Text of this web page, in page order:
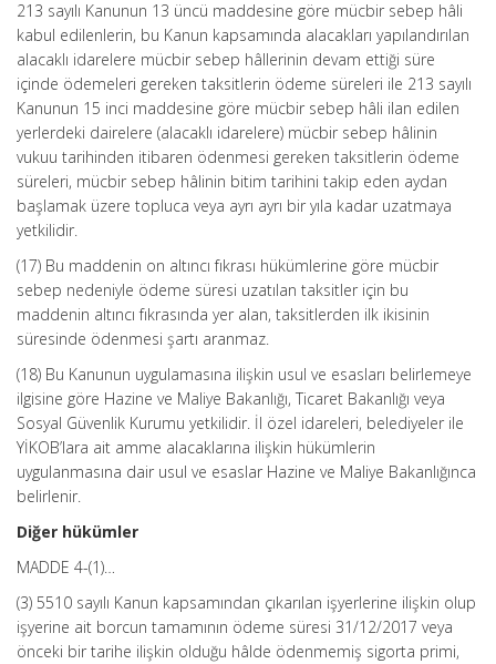
213 sayılı Kanunun 13 üncü maddesine göre mücbir sebep hâli
kabul edilenlerin, bu Kanun kapsamında alacakları yapılandırılan
alacaklı idarelere mücbir sebep hâllerinin devam ettiği süre
içinde ödemeleri gereken taksitlerin ödeme süreleri ile 213 sayılı
Kanunun 15 inci maddesine göre mücbir sebep hâli ilan edilen
yerlerdeki dairelere (alacaklı idarelere) mücbir sebep hâlinin
vukuu tarihinden itibaren ödenmesi gereken taksitlerin ödeme
süreleri, mücbir sebep hâlinin bitim tarihini takip eden aydan
başlamak üzere topluca veya ayrı ayrı bir yıla kadar uzatmaya
yetkilidir.
(17) Bu maddenin on altıncı fıkrası hükümlerine göre mücbir
sebep nedeniyle ödeme süresi uzatılan taksitler için bu
maddenin altıncı fıkrasında yer alan, taksitlerden ilk ikisinin
süresinde ödenmesi şartı aranmaz.
(18) Bu Kanunun uygulamasına ilişkin usul ve esasları belirlemeye
ilgisine göre Hazine ve Maliye Bakanlığı, Ticaret Bakanlığı veya
Sosyal Güvenlik Kurumu yetkilidir. İl özel idareleri, belediyeler ile
YİKOB’lara ait amme alacaklarına ilişkin hükümlerin
uygulanmasına dair usul ve esaslar Hazine ve Maliye Bakanlığınca
belirlenir.
Diğer hükümler
MADDE 4-(1)…
(3) 5510 sayılı Kanun kapsamından çıkarılan işyerlerine ilişkin olup
işyerine ait borcun tamamının ödeme süresi 31/12/2017 veya
önceki bir tarihe ilişkin olduğu hâlde ödenmemiş sigorta primi,